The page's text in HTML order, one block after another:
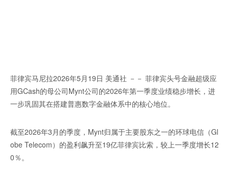
菲律宾马尼拉2026年5月19日 美通社 －－ 菲律宾头号金融超级应
用GCash的母公司Mynt公司的2026年第一季度业绩稳步增长，进
一步巩固其在搭建普惠数字金融体系中的核心地位。
截至2026年3月的季度，Mynt归属于主要股东之一的环球电信（Gl
obe Telecom）的盈利飙升至19亿菲律宾比索，较上一季度增长12
0％。